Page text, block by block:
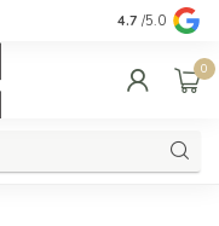
Qualität und
4.7 /5.0
0